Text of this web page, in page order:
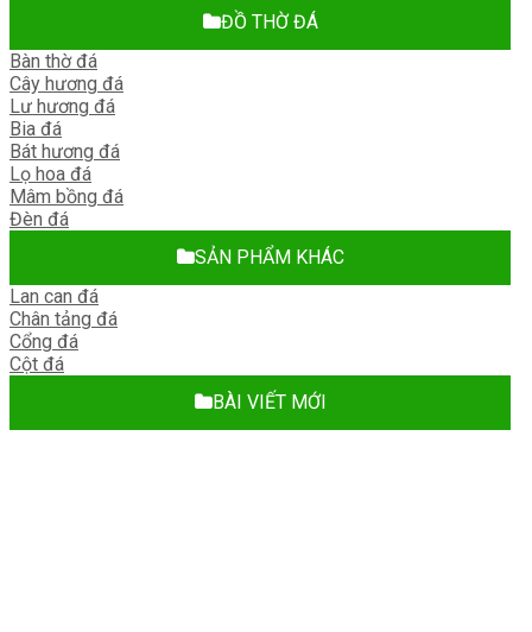
ĐỒ THỜ ĐÁ
Bàn thờ đá
Cây hương đá
Lư hương đá
Bia đá
Bát hương đá
Lọ hoa đá
Mâm bồng đá
Đèn đá
SẢN PHẨM KHÁC
Lan can đá
Chân tảng đá
Cổng đá
Cột đá
BÀI VIẾT MỚI